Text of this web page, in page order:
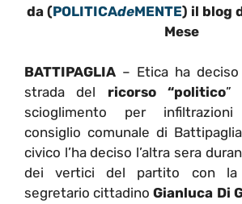
da (POLITICAdeMENTE) il blog
Mese
BATTIPAGLIA – Etica ha
strada del ricorso “politico”
scioglimento per
consiglio comunale di
civico l’ha deciso l’altra sera
dei vertici del partito con la
segretario cittadinoGianluca Di